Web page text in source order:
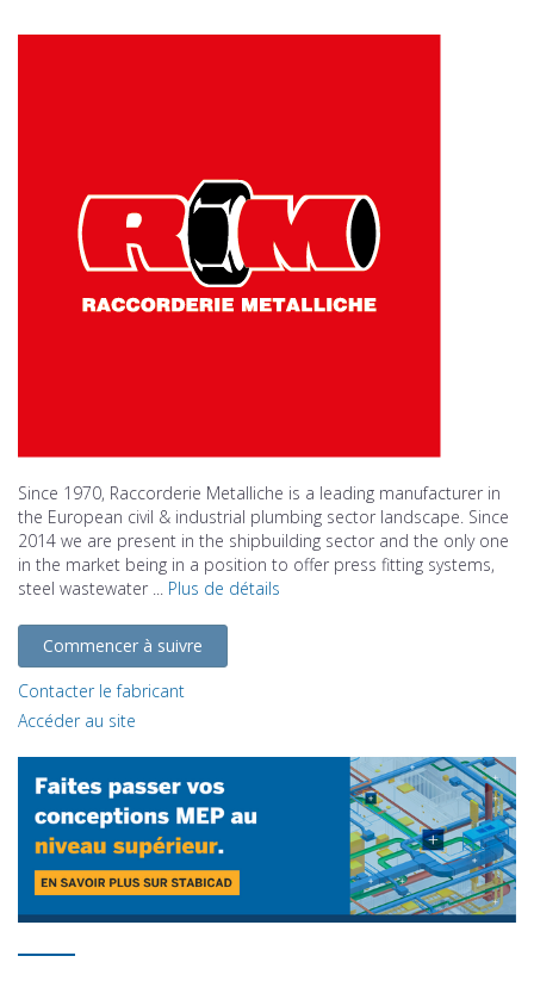
Since 1970, Raccorderie Metalliche is a leading manufacturer in
the European civil & industrial plumbing sector landscape. Since
2014 we are present in the shipbuilding sector and the only one
in the market being in a position to offer press fitting systems,
steel wastewater ... Plus de détails
Commencer à suivre
Contacter le fabricant
Accéder au site